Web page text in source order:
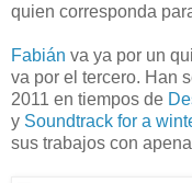
quien corresponda
Fabián va ya por un
va por el tercero. Han
2011 en tiempos de
y Soundtrack for a
sus trabajos con